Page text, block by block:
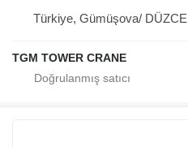
Türkiye, Gümüşova/ DÜZCE
TGM TOWER CRANE